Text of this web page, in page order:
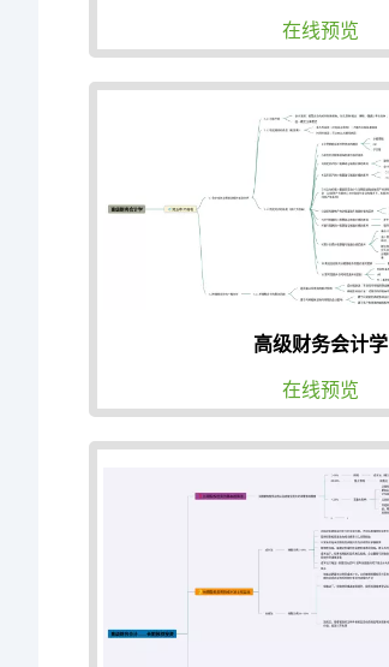
在线预览
高级财务会计学
在线预览